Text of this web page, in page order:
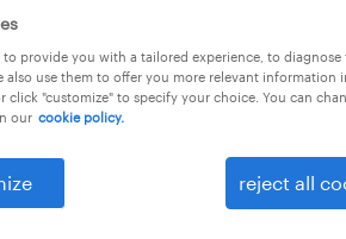
Είσαι ένας
to provide you with a tailored experience, to
also use them to offer you more relevant information
click "customize" to specify your choice. You can
our cookie policy.
reject all